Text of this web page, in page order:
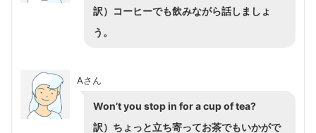
訳）コーヒーでも飲みながら話しましょ
う。
Aさん
Won’t you stop in for a cup of tea?
訳）ちょっと立ち寄ってお茶でもいかがで